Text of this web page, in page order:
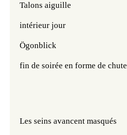
Talons aiguille
intérieur jour
Ögonblick
fin de soirée en forme de chute
Les seins avancent masqués